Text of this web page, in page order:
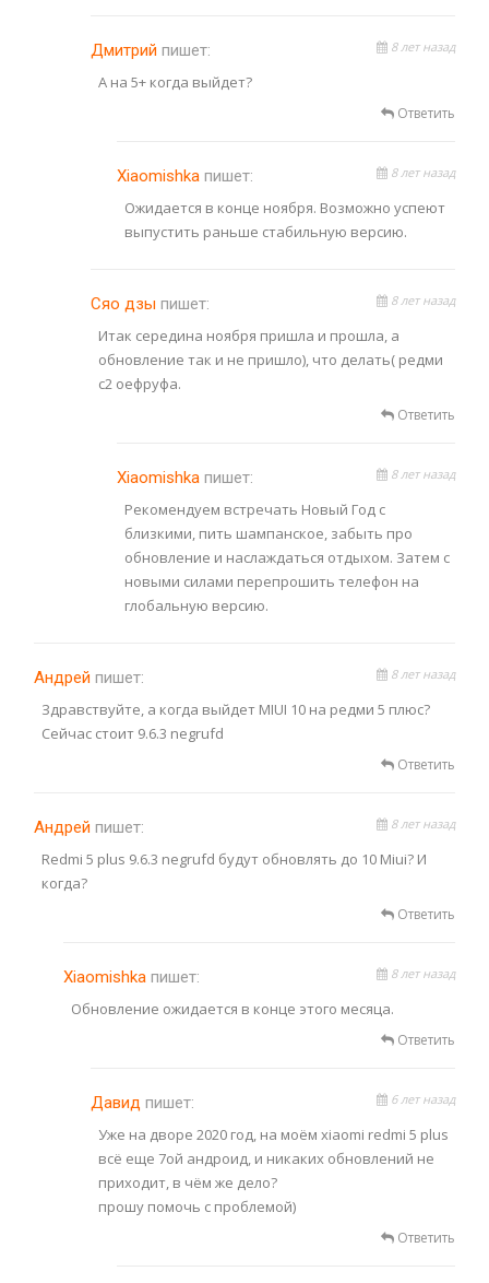
Дмитрийпишет: 8 лет назад
А на 5+ когда выйдет?
Ответить
Xiaomishka пишет: 8 лет назад
Ожидается в конце ноября. Возможно успеют
выпустить раньше стабильную версию.
Сяо дзыпишет: 8 лет назад
Итак середина ноября пришла и прошла, а
обновление так и не пришло), что делать( редми
с2 оефруфа.
Ответить
Xiaomishka пишет: 8 лет назад
Рекомендуем встречать Новый Год с
близкими, пить шампанское, забыть про
обновление и наслаждаться отдыхом. Затем с
новыми силами перепрошить телефон на
глобальную версию.
Андрей пишет: 8 лет назад
Здравствуйте, а когда выйдет MIUI 10 на редми 5 плюс?
Сейчас стоит 9.6.3 negrufd
Ответить
Андрей пишет: 8 лет назад
Redmi 5 plus 9.6.3 negrufd будут обновлять до 10 Miui? И
когда?
Ответить
Xiaomishkaпишет: 8 лет назад
Обновление ожидается в конце этого месяца.
Ответить
Давидпишет: 6 лет назад
Уже на дворе 2020 год, на моём xiaomi redmi 5 plus
всё еще 7ой андроид, и никаких обновлений не
приходит, в чём же дело?
прошу помочь с проблемой)
Ответить